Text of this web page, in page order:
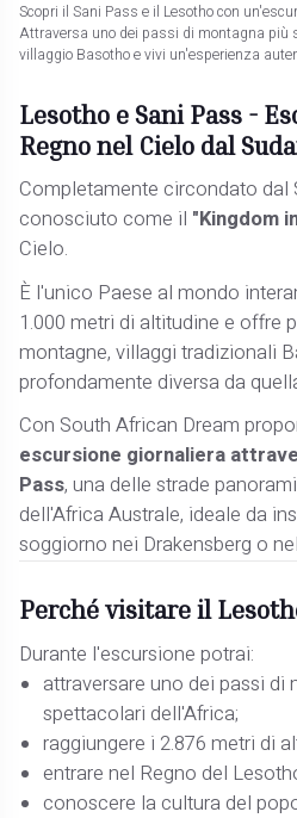
Scopri il Sani Pass e il Lesotho con
Attraversa uno dei passi di montagna più
villaggio Basotho e vivi un'esperienza
Lesotho e Sani Pass -
Regno nel Cielo dal
Completamente circondato dal
conosciuto come il "Kingdom
Cielo.
È l'unico Paese al mondo
1.000 metri di altitudine e offre
montagne, villaggi tradizionali
profondamente diversa da
Con South African Dream
escursione giornaliera
Pass, una delle strade
dell'Africa Australe, ideale da
soggiorno nei Drakensberg o
Perché visitare il
Durante l'escursione potrai:
attraversare uno dei passi di
spettacolari dell'Africa;
raggiungere i 2.876 metri di
entrare nel Regno del
conoscere la cultura del